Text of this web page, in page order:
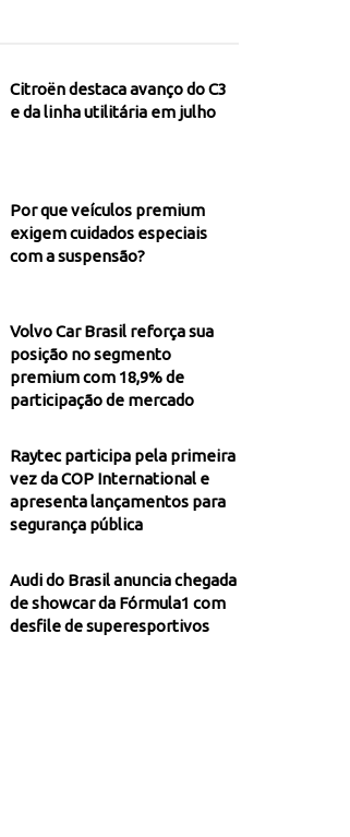
Citroën destaca avanço do C3
e da linha utilitária em julho
Por que veículos premium
exigem cuidados especiais
com a suspensão?
Volvo Car Brasil reforça sua
posição no segmento
premium com 18,9% de
participação de mercado
Raytec participa pela primeira
vez da COP International e
apresenta lançamentos para
segurança pública
Audi do Brasil anuncia chegada
de showcar da Fórmula1 com
desfile de superesportivos